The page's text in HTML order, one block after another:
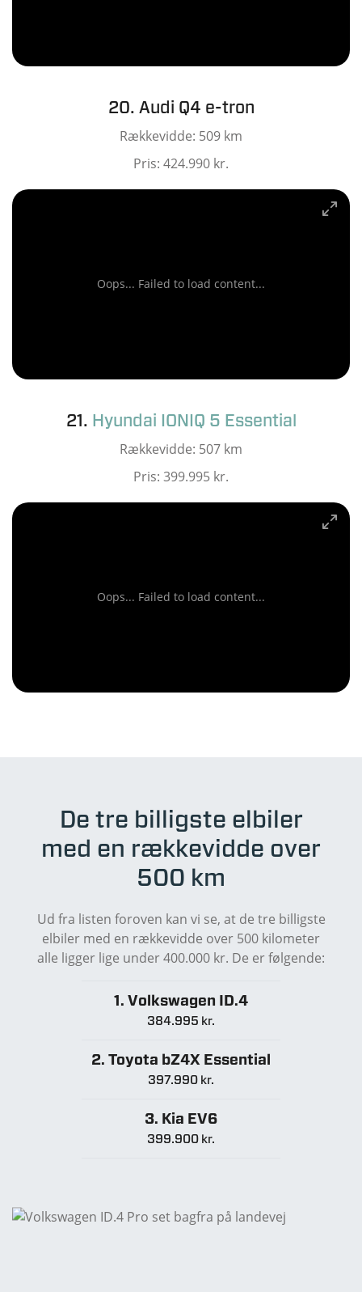
20. Audi Q4 e-tron
Rækkevidde: 509 km
Pris: 424.990 kr.
Oops... Failed to load content...
21. Hyundai IONIQ 5 Essential
Rækkevidde: 507 km
Pris: 399.995 kr.
Oops... Failed to load content...
De tre billigste elbiler
med en rækkevidde over
500 km
Ud fra listen foroven kan vi se, at de tre billigste
elbiler med en rækkevidde over 500 kilometer
alle ligger lige under 400.000 kr. De er følgende:
1. Volkswagen ID.4
384.995 kr.
2. Toyota bZ4X Essential
397.990 kr.
3. Kia EV6
399.900 kr.